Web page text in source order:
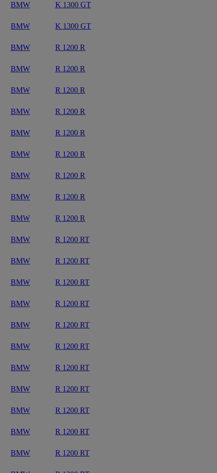
BMW K 1300 GT
BMW K 1300 GT
BMW R 1200 R
BMW R 1200 R
BMW R 1200 R
BMW R 1200 R
BMW R 1200 R
BMW R 1200 R
BMW R 1200 R
BMW R 1200 R
BMW R 1200 R
BMW R 1200 RT
BMW R 1200 RT
BMW R 1200 RT
BMW R 1200 RT
BMW R 1200 RT
BMW R 1200 RT
BMW R 1200 RT
BMW R 1200 RT
BMW R 1200 RT
BMW R 1200 RT
BMW R 1200 RT